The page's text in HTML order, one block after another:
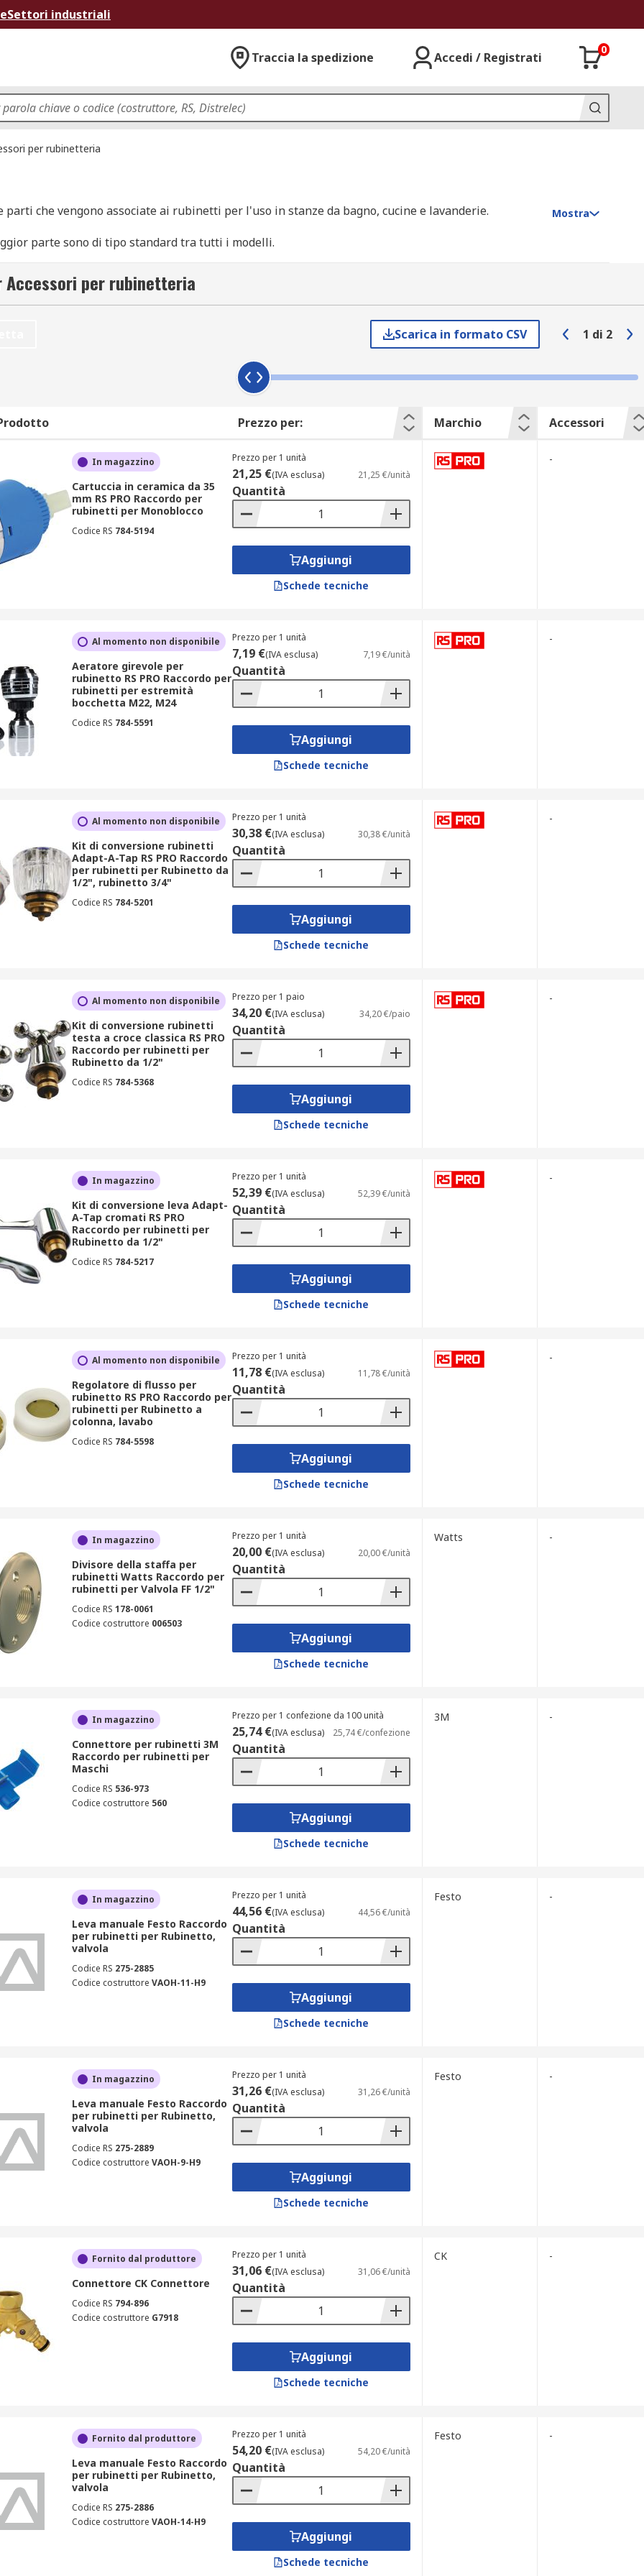
Settori industriali
Traccia la spedizione Accedi / Registrati
0
per rubinetteria
che vengono associate ai rubinetti per l'uso in stanze da bagno, cucine e lavanderie.
parte sono di tipo standard tra tutti i modelli.
cappucci, di svariati design. Ad esempio a leva, a croce o a manopola.
servire per ristrutturare o riparare ambienti residenziali e commerciali.
può avere problemi.
sono elencate di seguito.
acqua.
rubinetti e miscelatori a goccia.
che impediscono il rumore di battito che talvolta si sente nei tubi quando si chiude
del rubinetto.
dell'acqua: i modelli moderni sono simili a cartucce e sostituirli è relativamente facile.
Mostra
per rubinetteria
Scarica in formato CSV 1 di 2
Prezzo per: Marchio Accessori
In magazzino
Cartuccia in ceramica da 35
mm RS PRO Raccordo per
rubinetti per Monoblocco
Codice RS 784-5194
Prezzo per 1 unità
21,25 €(IVA esclusa) 21,25 €/unità
Quantità
Aggiungi
Schede tecniche
-
Al momento non disponibile
Aeratore girevole per
rubinetto RS PRO Raccordo per
rubinetti per estremità
bocchetta M22, M24
Codice RS 784-5591
Prezzo per 1 unità
7,19 €(IVA esclusa) 7,19 €/unità
Quantità
Aggiungi
Schede tecniche
-
Al momento non disponibile
Kit di conversione rubinetti
Adapt-A-Tap RS PRO Raccordo
per rubinetti per Rubinetto da
1/2", rubinetto 3/4"
Codice RS 784-5201
Prezzo per 1 unità
30,38 €(IVA esclusa) 30,38 €/unità
Quantità
Aggiungi
Schede tecniche
-
Al momento non disponibile
Kit di conversione rubinetti
testa a croce classica RS PRO
Raccordo per rubinetti per
Rubinetto da 1/2"
Codice RS 784-5368
Prezzo per 1 paio
34,20 €(IVA esclusa) 34,20 €/paio
Quantità
Aggiungi
Schede tecniche
-
In magazzino
Kit di conversione leva Adapt-
A-Tap cromati RS PRO
Raccordo per rubinetti per
Rubinetto da 1/2"
Codice RS 784-5217
Prezzo per 1 unità
52,39 €(IVA esclusa) 52,39 €/unità
Quantità
Aggiungi
Schede tecniche
-
Al momento non disponibile
Regolatore di flusso per
rubinetto RS PRO Raccordo per
rubinetti per Rubinetto a
colonna, lavabo
Codice RS 784-5598
Prezzo per 1 unità
11,78 €(IVA esclusa) 11,78 €/unità
Quantità
Aggiungi
Schede tecniche
-
In magazzino
Divisore della staffa per
rubinetti Watts Raccordo per
rubinetti per Valvola FF 1/2"
Codice RS 178-0061
Codice costruttore 006503
Prezzo per 1 unità
20,00 €(IVA esclusa) 20,00 €/unità
Quantità
Aggiungi
Schede tecniche
Watts -
In magazzino
Connettore per rubinetti 3M
Raccordo per rubinetti per
Maschi
Codice RS 536-973
Codice costruttore 560
Prezzo per 1 confezione da 100 unità
25,74 €(IVA esclusa) 25,74 €/confezione
Quantità
Aggiungi
Schede tecniche
3M -
In magazzino
Leva manuale Festo Raccordo
per rubinetti per Rubinetto,
valvola
Codice RS 275-2885
Codice costruttore VAOH-11-H9
Prezzo per 1 unità
44,56 €(IVA esclusa) 44,56 €/unità
Quantità
Aggiungi
Schede tecniche
Festo -
In magazzino
Leva manuale Festo Raccordo
per rubinetti per Rubinetto,
valvola
Codice RS 275-2889
Codice costruttore VAOH-9-H9
Prezzo per 1 unità
31,26 €(IVA esclusa) 31,26 €/unità
Quantità
Aggiungi
Schede tecniche
Festo -
Fornito dal produttore
Connettore CK Connettore
Codice RS 794-896
Codice costruttore G7918
Prezzo per 1 unità
31,06 €(IVA esclusa) 31,06 €/unità
Quantità
Aggiungi
Schede tecniche
CK -
Fornito dal produttore
Leva manuale Festo Raccordo
per rubinetti per Rubinetto,
valvola
Codice RS 275-2886
Codice costruttore VAOH-14-H9
Prezzo per 1 unità
54,20 €(IVA esclusa) 54,20 €/unità
Quantità
Aggiungi
Schede tecniche
Festo -